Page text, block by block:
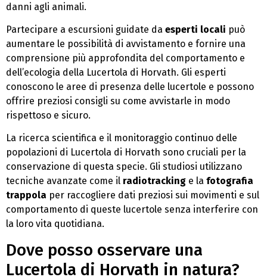
danni agli animali.
Partecipare a escursioni guidate da esperti locali può
aumentare le possibilità di avvistamento e fornire una
comprensione più approfondita del comportamento e
dell’ecologia della Lucertola di Horvath. Gli esperti
conoscono le aree di presenza delle lucertole e possono
offrire preziosi consigli su come avvistarle in modo
rispettoso e sicuro.
La ricerca scientifica e il monitoraggio continuo delle
popolazioni di Lucertola di Horvath sono cruciali per la
conservazione di questa specie. Gli studiosi utilizzano
tecniche avanzate come il radiotracking e la fotografia
trappola per raccogliere dati preziosi sui movimenti e sul
comportamento di queste lucertole senza interferire con
la loro vita quotidiana.
Dove posso osservare una
Lucertola di Horvath in natura?